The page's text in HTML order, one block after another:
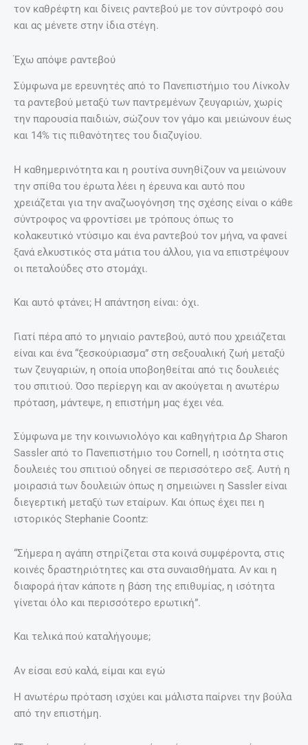
τον καθρέφτη και δίνεις ραντεβού με τον σύντροφό σου
και ας μένετε στην ίδια στέγη.
Έχω απόψε ραντεβού
Σύμφωνα με ερευνητές από το Πανεπιστήμιο του Λίνκολν
τα ραντεβού μεταξύ των παντρεμένων ζευγαριών, χωρίς
την παρουσία παιδιών, σώζουν τον γάμο και μειώνουν έως
και 14% τις πιθανότητες του διαζυγίου.
Η καθημερινότητα και η ρουτίνα συνηθίζουν να μειώνουν
την σπίθα του έρωτα λέει η έρευνα και αυτό που
χρειάζεται για την αναζωογόνηση της σχέσης είναι ο κάθε
σύντροφος να φροντίσει με τρόπους όπως το
κολακευτικό ντύσιμο και ένα ραντεβού τον μήνα, να φανεί
ξανά ελκυστικός στα μάτια του άλλου, για να επιστρέψουν
οι πεταλούδες στο στομάχι.
Και αυτό φτάνει; Η απάντηση είναι: όχι.
Γιατί πέρα από το μηνιαίο ραντεβού, αυτό που χρειάζεται
είναι και ένα “ξεσκούριασμα” στη σεξουαλική ζωή μεταξύ
των ζευγαριών, η οποία υποβοηθείται από τις δουλειές
του σπιτιού. Όσο περίεργη και αν ακούγεται η ανωτέρω
πρόταση, μάντεψε, η επιστήμη μας έχει νέα.
Σύμφωνα με την κοινωνιολόγο και καθηγήτρια Δρ Sharon
Sassler από το Πανεπιστήμιο του Cornell, η ισότητα στις
δουλειές του σπιτιού οδηγεί σε περισσότερο σεξ. Αυτή η
μοιρασιά των δουλειών όπως η σημειώνει η Sassler είναι
διεγερτική μεταξύ των εταίρων. Και όπως έχει πει η
ιστορικός Stephanie Coontz:
“Σήμερα η αγάπη στηρίζεται στα κοινά συμφέροντα, στις
κοινές δραστηριότητες και στα συναισθήματα. Αν και η
διαφορά ήταν κάποτε η βάση της επιθυμίας, η ισότητα
γίνεται όλο και περισσότερο ερωτική”.
Και τελικά πού καταλήγουμε;
Αν είσαι εσύ καλά, είμαι και εγώ
Η ανωτέρω πρόταση ισχύει και μάλιστα παίρνει την βούλα
από την επιστήμη.